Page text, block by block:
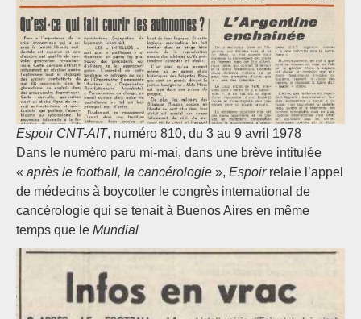
Espoir CNT-AIT, numéro 810, du 3 au 9 avril 1978
Dans le numéro paru mi-mai, dans une brève intitulée
« après le football, la cancérologie », Espoirrelaie l’appel
de médecins à boycotter le congrès international de
cancérologie qui se tenait à Buenos Aires en même
temps que le Mundial